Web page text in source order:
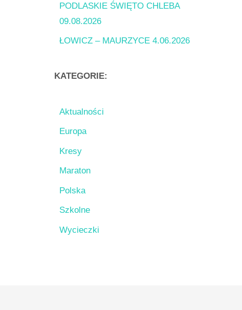
PODLASKIE ŚWIĘTO CHLEBA
09.08.2026
ŁOWICZ – MAURZYCE 4.06.2026
KATEGORIE:
Aktualności
Europa
Kresy
Maraton
Polska
Szkolne
Wycieczki